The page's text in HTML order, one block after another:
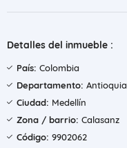
Detalles del inmueble :
País: Colombia
Departamento: Antioquia
Ciudad: Medellín
Zona / barrio: Calasanz
Código: 9902062